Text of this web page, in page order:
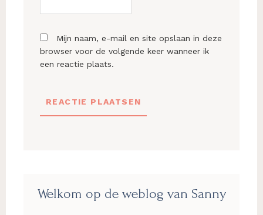
Mijn naam, e-mail en site opslaan in deze
browser voor de volgende keer wanneer ik
een reactie plaats.
Sidebar
Welkom op de weblog van Sanny